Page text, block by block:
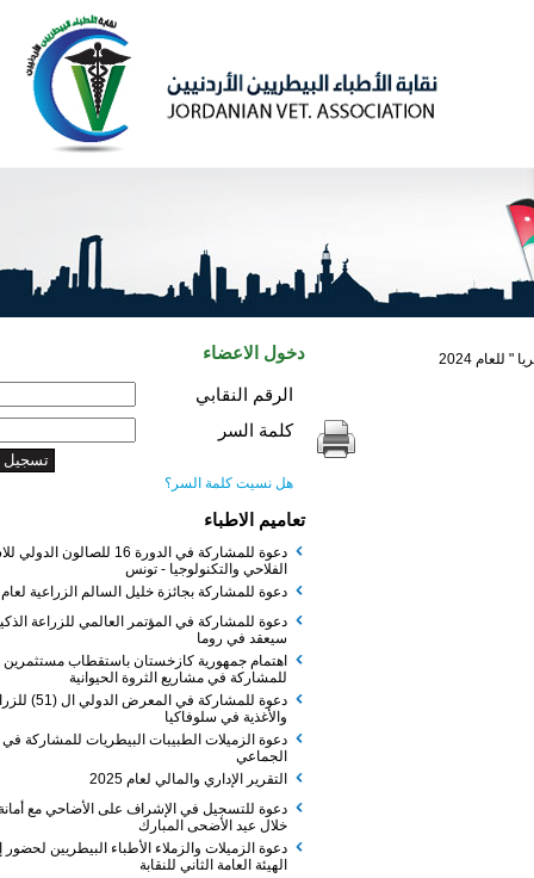
دخول الاعضاء
الرقم النقابي
كلمة السر
هل نسيت كلمة السر؟
تعاميم الاطباء
دعوة للمشاركة في الدورة 16 للصالون الدولي للاستثمار
الفلاحي والتكنولوجيا - تونس
دعوة للمشاركة بجائزة خليل السالم الزراعية لعام 2026
دعوة للمشاركة في المؤتمر العالمي للزراعة الذكية الذي
سيعقد في روما
اهتمام جمهورية كازخستان باستقطاب مستثمرين
للمشاركة في مشاريع الثروة الحيوانية
دعوة للمشاركة في المعرض الدولي ال (51) للزراعة
والأغذية في سلوفاكيا
دعوة الزميلات الطبيبات البيطريات للمشاركة في الفطور
التقرير الإداري والمالي لعام 2025
دعوة للتسجيل في الإشراف على الأضاحي مع أمانة عمان
خلال عيد الأضحى المبارك
دعوة الزميلات والزملاء الأطباء البيطريين لحضور إجتماع
الهيئة العامة الثاني للنقابة